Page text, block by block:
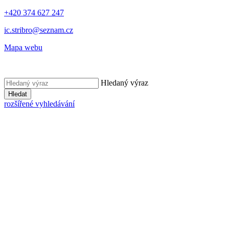
+420 374 627 247
ic.stribro@seznam.cz
Mapa webu
Hledaný výraz
Hledat
rozšířené vyhledávání